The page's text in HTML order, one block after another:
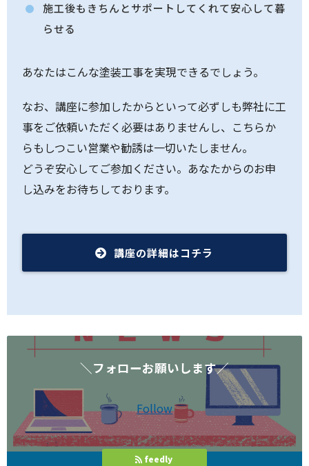
施工後もきちんとサポートしてくれて安心して暮
らせる
あなたはこんな塗装工事を実現できるでしょう。
なお、講座に参加したからといって必ずしも弊社に工
事をご依頼いただく必要はありませんし、こちらか
らもしつこい営業や勧誘は一切いたしません。
どうぞ安心してご参加ください。あなたからのお申
し込みをお待ちしております。
講座の詳細はコチラ
＼フォローお願いします／
Follow
feedly